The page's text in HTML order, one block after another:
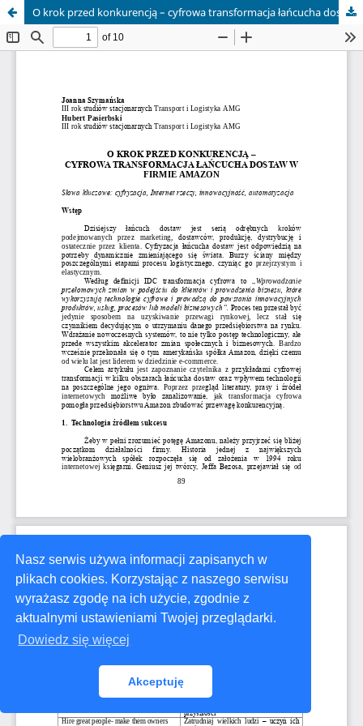
Nasz serwis używa informacji zapisanych w
plikach cookies. Korzystając z naszego serwisu
wyrażasz zgodę na ich użycie, zgodnie z
aktualnymi ustawieniami Twojej przeglądarki.
Dowiedz się więcej
Akceptuję
O krok przed konkurencją – cyfrowa transformacja łańcucha dostaw w firmie Amazon